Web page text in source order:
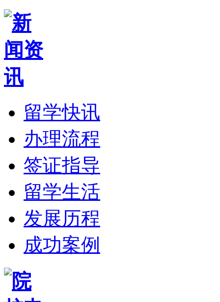
留学快讯
办理流程
签证指导
留学生活
发展历程
成功案例